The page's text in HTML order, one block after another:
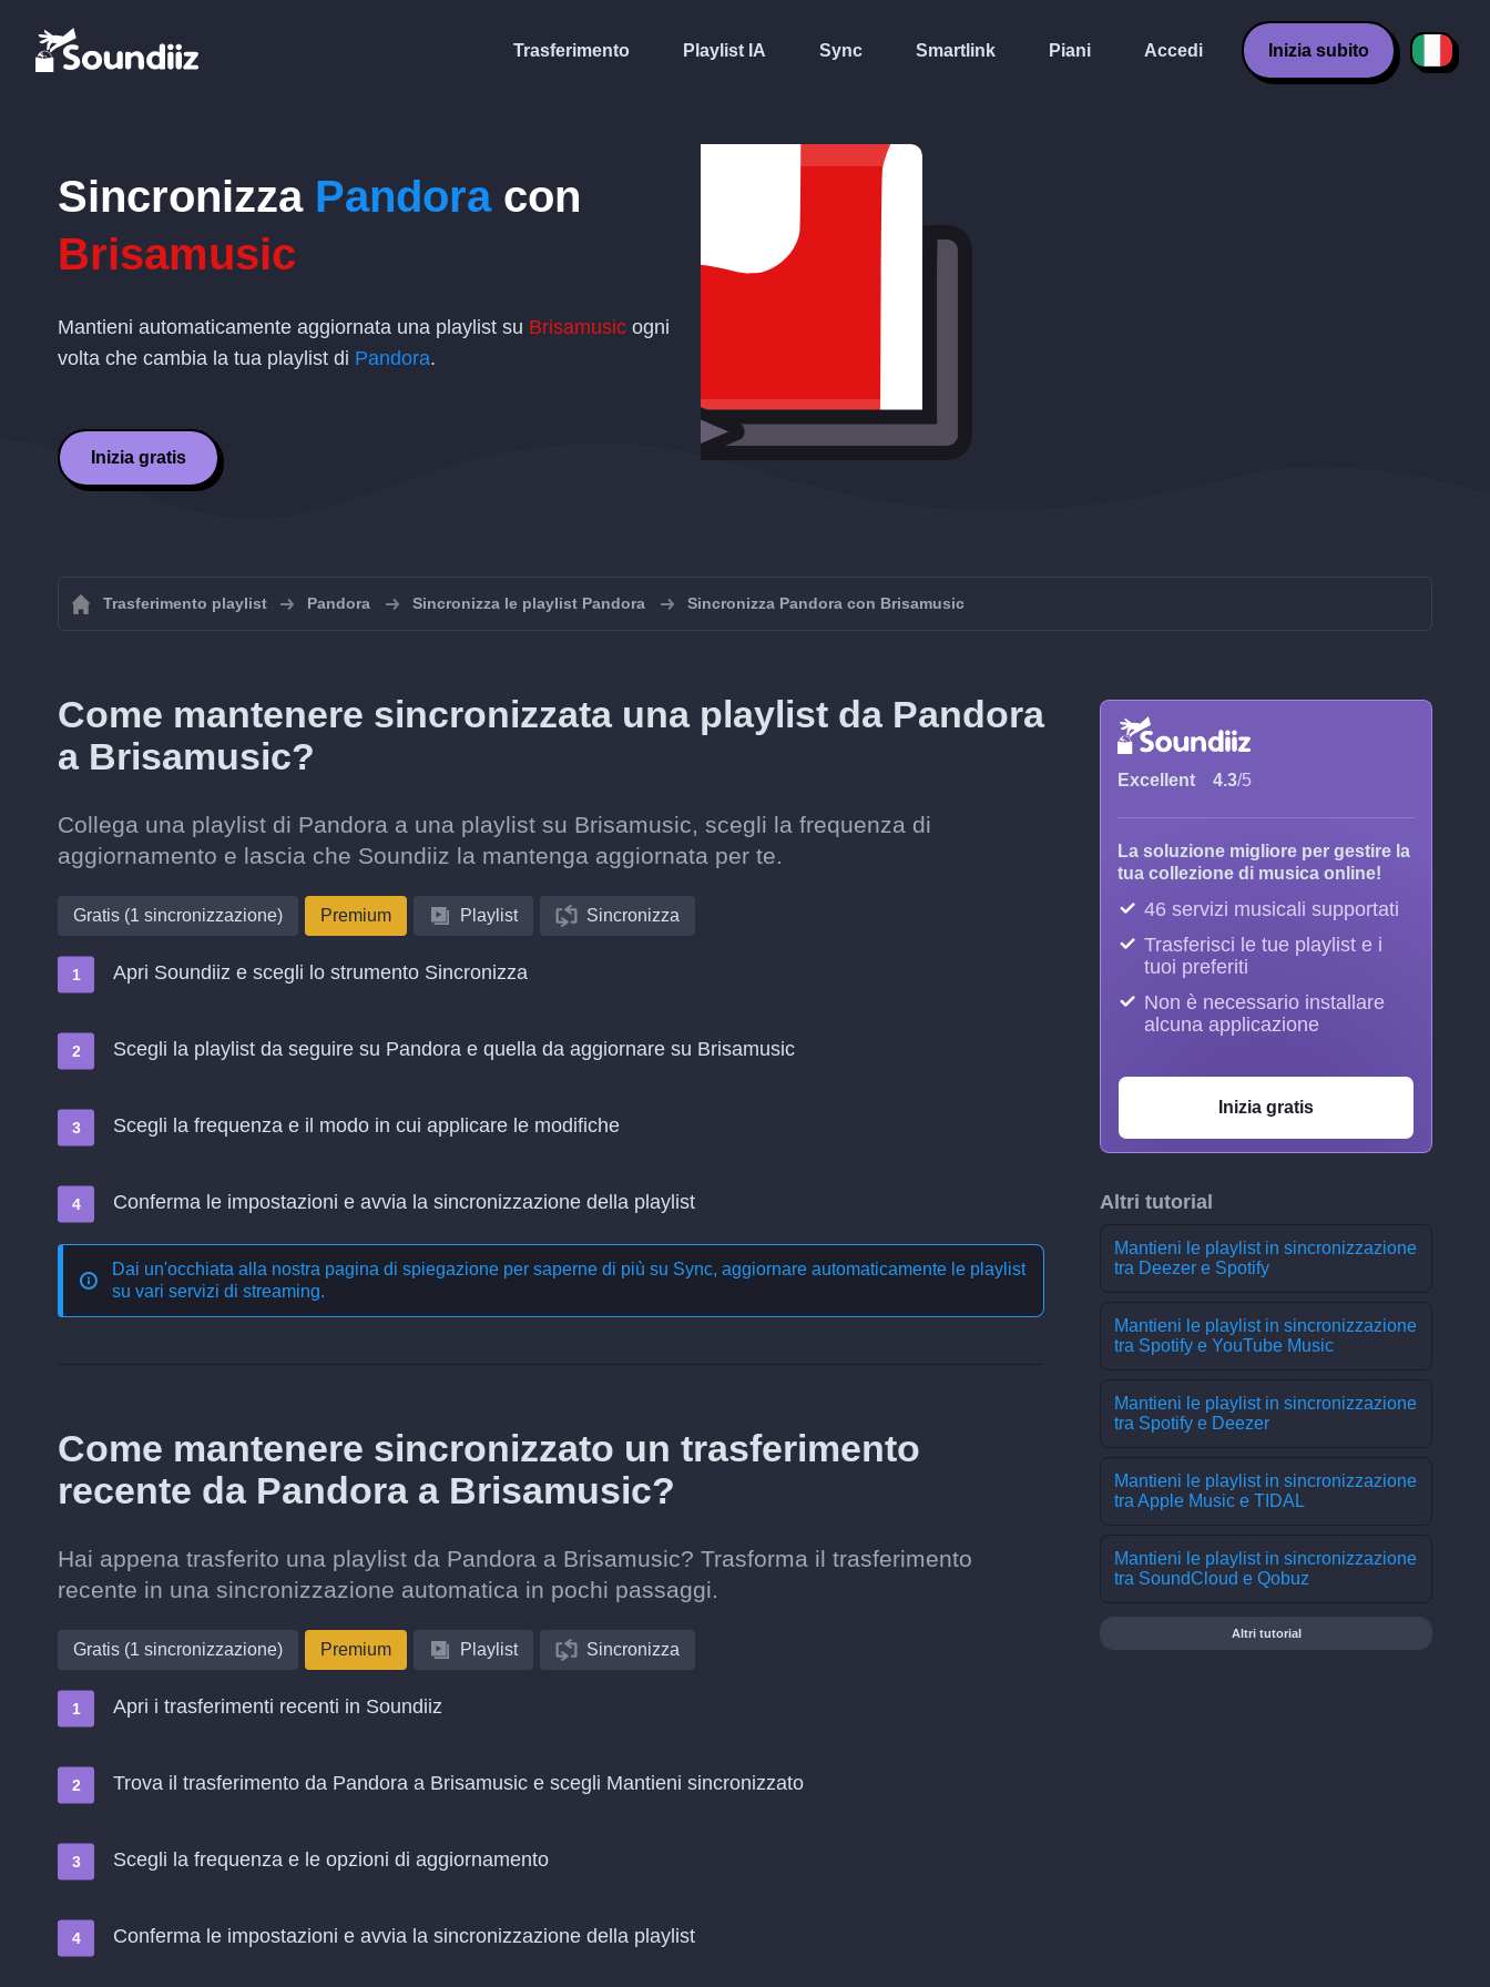
Trasferimento Playlist IA Sync Smartlink Piani Accedi Inizia subito
Sincronizza Pandoracon
Brisamusic
Mantieni automaticamente aggiornata una playlist su Brisamusic ogni
volta che cambia la tua playlist di Pandora.
Inizia gratis
Trasferimento playlist Pandora Sincronizza le playlist Pandora Sincronizza Pandora con Brisamusic
Come mantenere sincronizzata una playlist da Pandora
a Brisamusic?
Collega una playlist di Pandora a una playlist su Brisamusic, scegli la frequenza di
aggiornamento e lascia che Soundiiz la mantenga aggiornata per te.
Gratis (1 sincronizzazione) Premium Playlist Sincronizza
Apri Soundiiz e scegli lo strumento Sincronizza
Scegli la playlist da seguire su Pandora e quella da aggiornare su Brisamusic
Scegli la frequenza e il modo in cui applicare le modifiche
Conferma le impostazioni e avvia la sincronizzazione della playlist
Dai un'occhiata alla nostra pagina di spiegazione per saperne di più su Sync, aggiornare automaticamente le playlist
su vari servizi di streaming.
Come mantenere sincronizzato un trasferimento
recente da Pandora a Brisamusic?
Hai appena trasferito una playlist da Pandora a Brisamusic? Trasforma il trasferimento
recente in una sincronizzazione automatica in pochi passaggi.
Gratis (1 sincronizzazione) Premium Playlist Sincronizza
Apri i trasferimenti recenti in Soundiiz
Trova il trasferimento da Pandora a Brisamusic e scegli Mantieni sincronizzato
Scegli la frequenza e le opzioni di aggiornamento
Conferma le impostazioni e avvia la sincronizzazione della playlist
Excellent 4.3/5
La soluzione migliore per gestire la
tua collezione di musica online!
46 servizi musicali supportati
Trasferisci le tue playlist e i
tuoi preferiti
Non è necessario installare
alcuna applicazione
Inizia gratis
Altri tutorial
Mantieni le playlist in sincronizzazione
tra Deezer e Spotify
Mantieni le playlist in sincronizzazione
tra Spotify e YouTube Music
Mantieni le playlist in sincronizzazione
tra Spotify e Deezer
Mantieni le playlist in sincronizzazione
tra Apple Music e TIDAL
Mantieni le playlist in sincronizzazione
tra SoundCloud e Qobuz
Altri tutorial